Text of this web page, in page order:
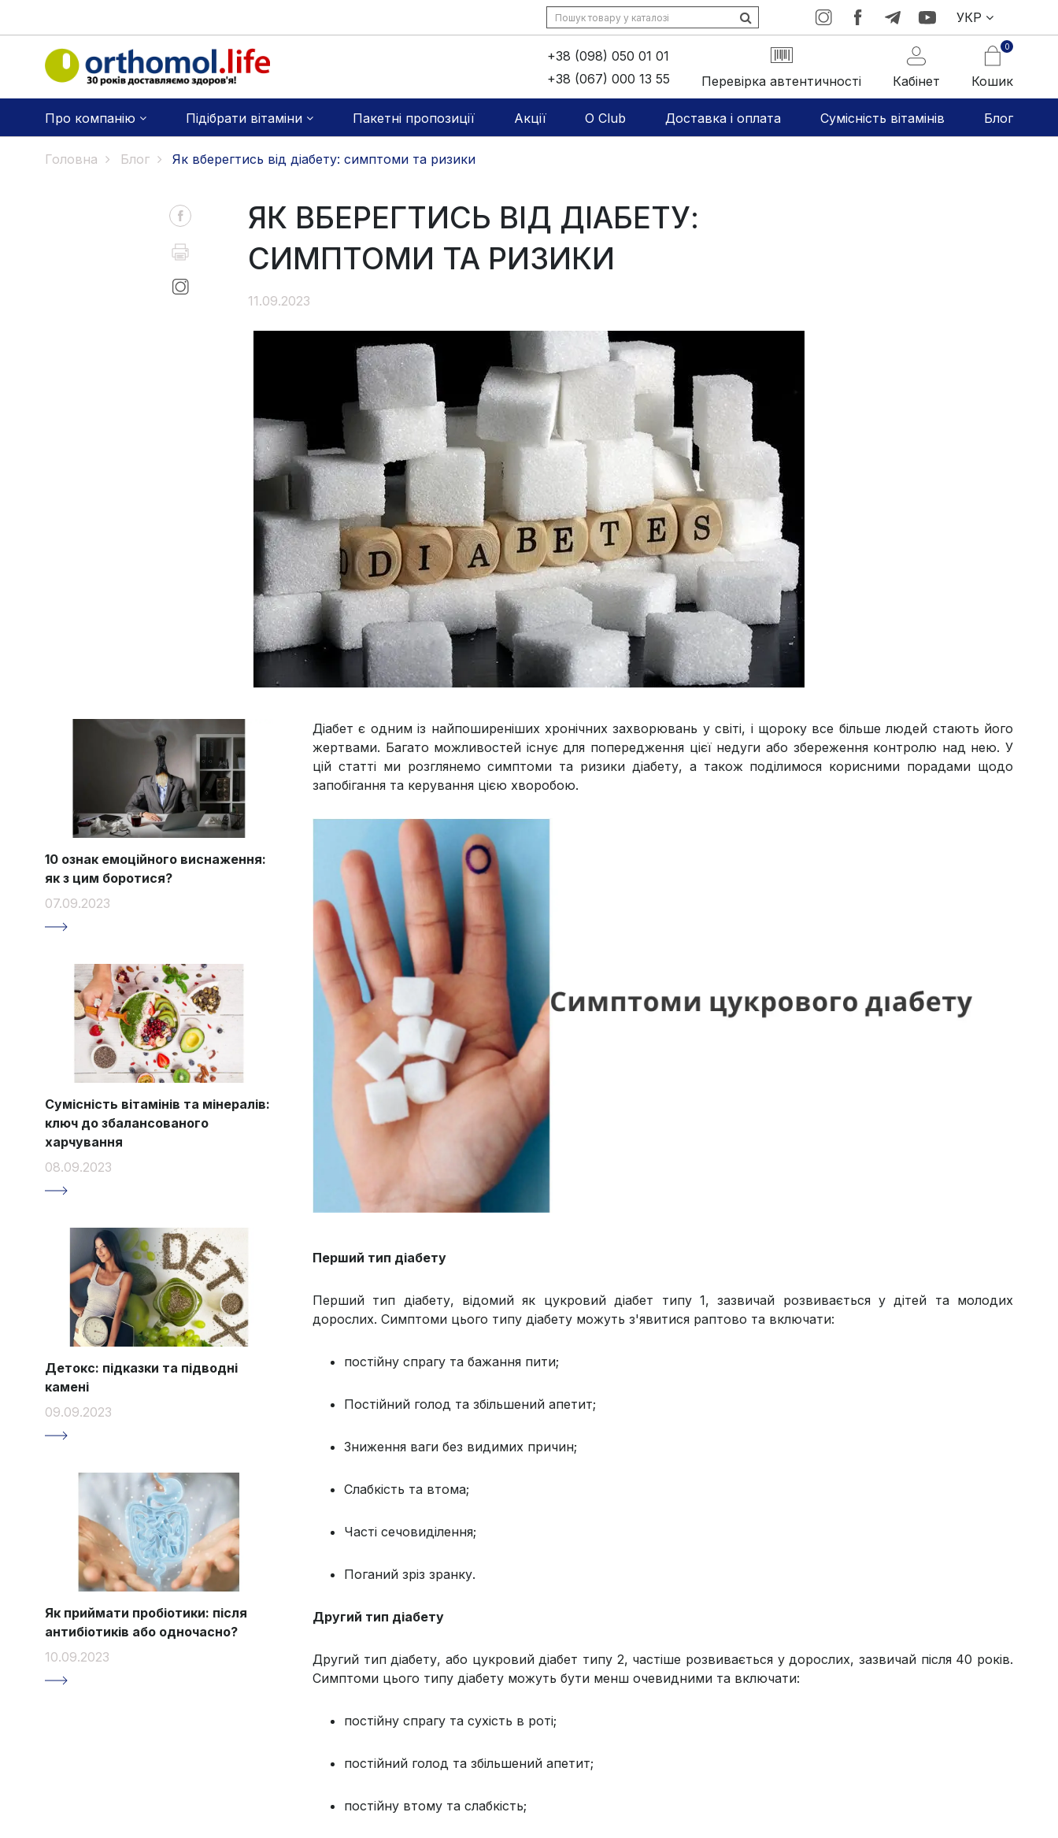
УКР
+38 (098) 050 01 01
+38 (067) 000 13 55
Перевірка автентичності Кабінет
0
Кошик
Про компанію Підібрати вітаміни Пакетні пропозиції Акції O Club Доставка і оплата Сумісність вітамінів Блог
Головна Блог Як вберегтись від діабету: симптоми та ризики
ЯК ВБЕРЕГТИСЬ ВІД ДІАБЕТУ:
СИМПТОМИ ТА РИЗИКИ
11.09.2023
10 ознак емоційного виснаження:
як з цим боротися?
07.09.2023
Сумісність вітамінів та мінералів:
ключ до збалансованого
харчування
08.09.2023
Детокс: підказки та підводні
камені
09.09.2023
Як приймати пробіотики: після
антибіотиків або одночасно?
10.09.2023
Діабет є одним із найпоширеніших хронічних захворювань у світі, і щороку все більше людей стають його
жертвами. Багато можливостей існує для попередження цієї недуги або збереження контролю над нею. У
цій статті ми розглянемо симптоми та ризики діабету, а також поділимося корисними порадами щодо
запобігання та керування цією хворобою.
Перший тип діабету
Перший тип діабету, відомий як цукровий діабет типу 1, зазвичай розвивається у дітей та молодих
дорослих. Симптоми цього типу діабету можуть з'явитися раптово та включати:
постійну спрагу та бажання пити;
Постійний голод та збільшений апетит;
Зниження ваги без видимих причин;
Слабкість та втома;
Часті сечовиділення;
Поганий зріз зранку.
Другий тип діабету
Другий тип діабету, або цукровий діабет типу 2, частіше розвивається у дорослих, зазвичай після 40 років.
Симптоми цього типу діабету можуть бути менш очевидними та включати:
постійну спрагу та сухість в роті;
постійний голод та збільшений апетит;
постійну втому та слабкість;